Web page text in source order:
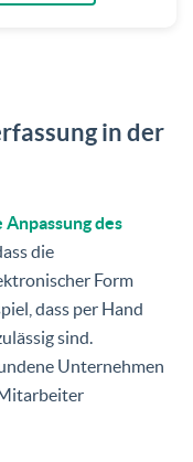
in der
des
die
Form
dass per Hand
sind.
Unternehmen